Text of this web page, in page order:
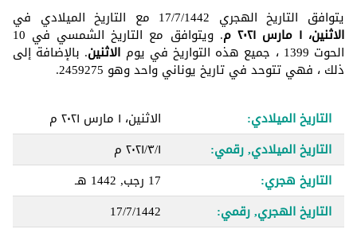
يتوافق التاريخ الهجري 17/7/1442 مع التاريخ الميلادي في
الاثنين، ١ مارس ٢٠٢١ م . ويتوافق مع التاريخ الشمسي في 10
الحوت 1399 ، جميع هذه التواريخ في يوم الاثنين. بالإضافة إلى
ذلك ، فهي تتوحد في تاريخ يوناني واحد وهو 2459275.
التاريخ الميلادي:
الاثنين، ١ مارس ٢٠٢١ م
التاريخ الميلادي, رقمي:
١‏/٣‏/٢٠٢١ م
التاريخ هجري:
17 رجب, 1442 هـ
التاريخ الهجري, رقمي:
17/7/1442